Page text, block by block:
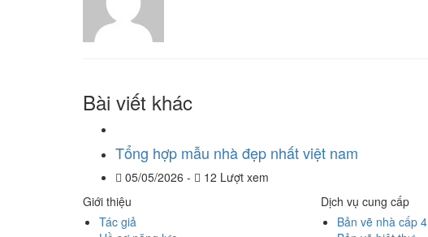
Bài viết khác
Tổng hợp mẫu nhà đẹp nhất việt nam
05/05/2026 - 12 Lượt xem
Giới thiệu
Tác giả
Dịch vụ cung cấp
Bản vẽ nhà cấp 4